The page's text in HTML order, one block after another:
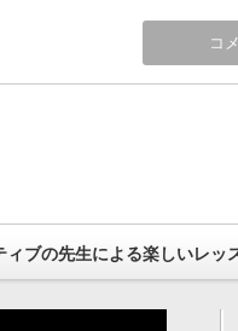
ブの先生による楽しいレッ